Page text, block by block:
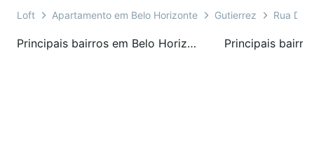
Loft Apartamento em Belo Horizonte Gutierrez Rua
Principais bairros em Belo Horizonte, MG